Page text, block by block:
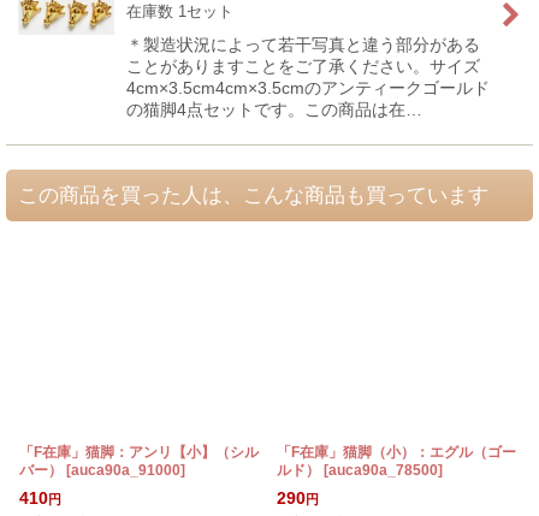
在庫数 1セット
＊製造状況によって若干写真と違う部分がある
ことがありますことをご了承ください。サイズ
4cm×3.5cm4cm×3.5cmのアンティークゴールド
の猫脚4点セットです。この商品は在…
この商品を買った人は、こんな商品も買っています
「F在庫」猫脚：アンリ【小】（シル
バー）
[auca90a_91000]
410円
「F在庫」猫脚（小）：エグル（ゴー
ルド）
[auca90a_78500]
290円